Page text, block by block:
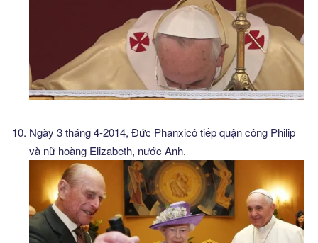
Ngày 3 tháng 4-2014, Đức Phanxicô tiếp quận công Philip
và nữ hoàng Elizabeth, nước Anh.